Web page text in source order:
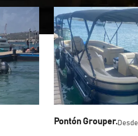
Pontón Grouper.Desde